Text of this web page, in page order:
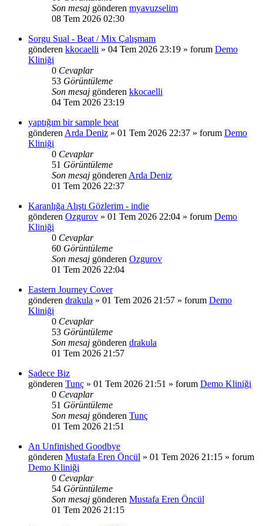
Son mesaj gönderen myavuzselim
08 Tem 2026 02:30
Sorgu Sual - Beat / Mix Çalışmam
gönderen kkocaelli » 04 Tem 2026 23:19 » forum Demo
Kliniği
0 Cevaplar
53 Görüntüleme
Son mesaj gönderen kkocaelli
04 Tem 2026 23:19
yaptığım bir sample beat
gönderen Arda Deniz » 01 Tem 2026 22:37 » forum Demo
Kliniği
0 Cevaplar
51 Görüntüleme
Son mesaj gönderen Arda Deniz
01 Tem 2026 22:37
Karanlığa Alıştı Gözlerim - indie
gönderen Ozgurov » 01 Tem 2026 22:04 » forum Demo
Kliniği
0 Cevaplar
60 Görüntüleme
Son mesaj gönderen Ozgurov
01 Tem 2026 22:04
Eastern Journey Cover
gönderen drakula » 01 Tem 2026 21:57 » forum Demo
Kliniği
0 Cevaplar
53 Görüntüleme
Son mesaj gönderen drakula
01 Tem 2026 21:57
Sadece Biz
gönderen Tunç » 01 Tem 2026 21:51 » forum Demo Kliniği
0 Cevaplar
51 Görüntüleme
Son mesaj gönderen Tunç
01 Tem 2026 21:51
An Unfinished Goodbye
gönderen Mustafa Eren Öncül » 01 Tem 2026 21:15 » forum
Demo Kliniği
0 Cevaplar
54 Görüntüleme
Son mesaj gönderen Mustafa Eren Öncül
01 Tem 2026 21:15